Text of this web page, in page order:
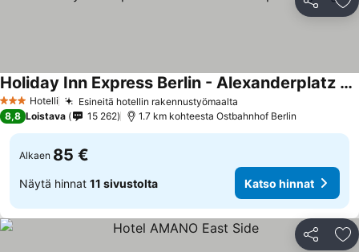
Jaa
3 Tähtiluokitus
Hotelli Esineitä hotellin rakennustyömaalta
Holiday Inn Express Berlin - Alexanderplatz By Ihg
8,8 Loistava 15 262 1.7 km kohteesta Ostbahnhof Berlin
Alkaen 85 €
Näytä hinnat 11 sivustolta Katso hinnat
Jaa